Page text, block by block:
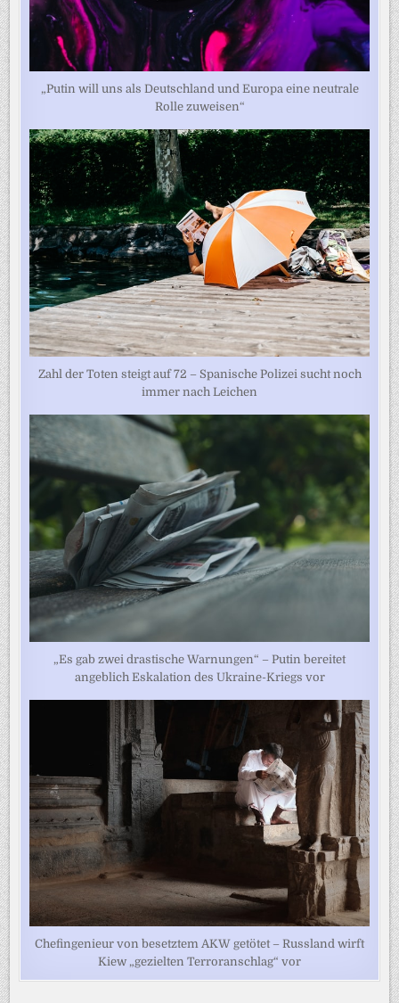
„Putin will uns als Deutschland und Europa eine neutrale
Rolle zuweisen“
Zahl der Toten steigt auf 72 – Spanische Polizei sucht noch
immer nach Leichen
„Es gab zwei drastische Warnungen“ – Putin bereitet
angeblich Eskalation des Ukraine-Kriegs vor
Chefingenieur von besetztem AKW getötet – Russland wirft
Kiew „gezielten Terroranschlag“ vor